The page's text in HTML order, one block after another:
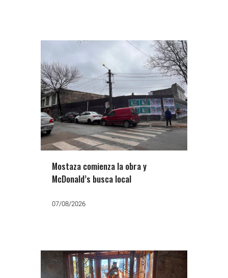
Mostaza comienza la obra y
McDonald’s busca local
07/08/2026